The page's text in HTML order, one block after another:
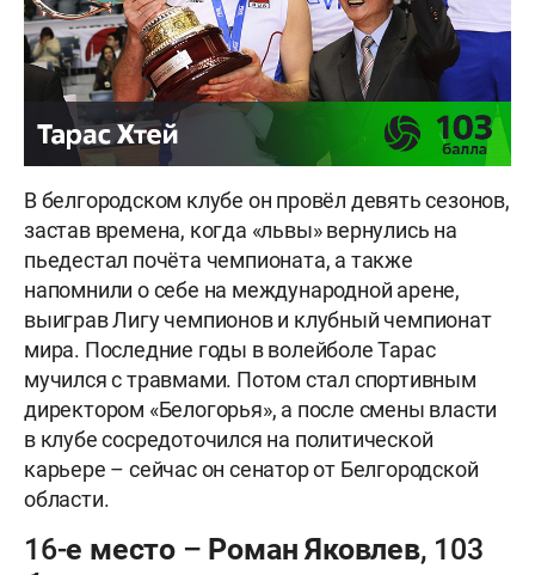
В белгородском клубе он провёл девять сезонов,
застав времена, когда «львы» вернулись на
пьедестал почёта чемпионата, а также
напомнили о себе на международной арене,
выиграв Лигу чемпионов и клубный чемпионат
мира. Последние годы в волейболе Тарас
мучился с травмами. Потом стал спортивным
директором «Белогорья», а после смены власти
в клубе сосредоточился на политической
карьере – сейчас он сенатор от Белгородской
области.
16-е место – Роман Яковлев, 103